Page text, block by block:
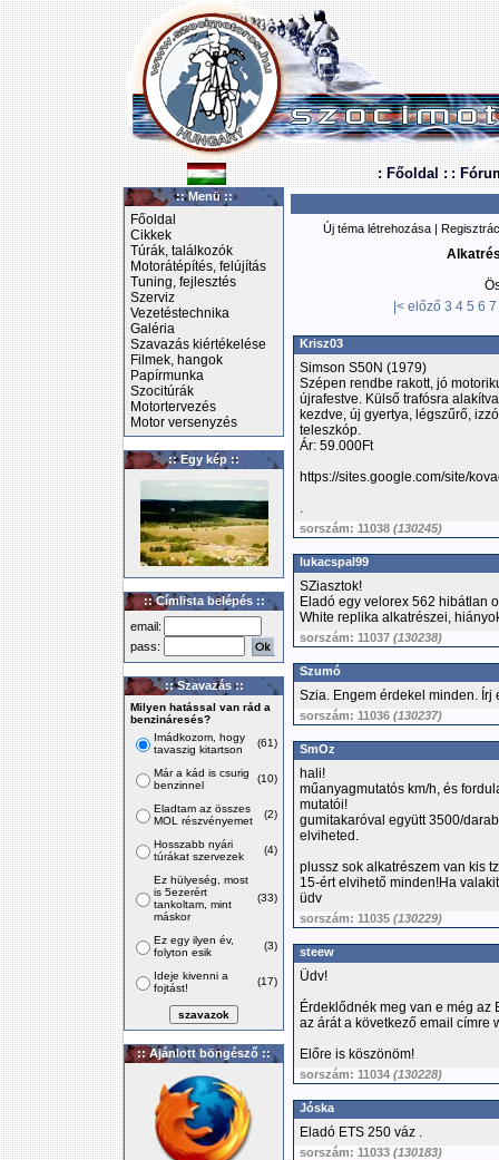
: Főoldal : :
:: Menü ::
Főoldal
Cikkek
Túrák, találkozók
Motorátépítés, felújítás
Tuning, fejlesztés
Szerviz
Vezetéstechnika
Galéria
Szavazás kiértékelése
Filmek, hangok
Papírmunka
Szocitúrák
Motortervezés
Motor versenyzés
:: Egy kép ::
:: Címlista belépés ::
email:
pass:
:: Szavazás ::
Milyen hatással van rád a
benzináresés?
Imádkozom, hogy
tavaszig kitartson
(61)
Már a kád is csurig
benzinnel
(10)
Eladtam az összes
MOL részvényemet
(2)
Hosszabb nyári
túrákat szervezek
(4)
Ez hülyeség, most
is 5ezerért
tankoltam, mint
máskor
(33)
Ez egy ilyen év,
folyton esik
(3)
Ideje kivenni a
fojtást!
(17)
:: Ajánlott böngésző ::
Új téma létrehozása |
|< előző 3 4 5 6 7
Krisz03
Simson S50N (1979)
Szépen rendbe rakott, jó
újrafestve. Külső trafósra
kezdve, új gyertya, légszűrő,
teleszkóp.
Ár: 59.000Ft
https://sites.google.com/site/
.
sorszám: 11038 (130245)
lukacspal99
SZiasztok!
Eladó egy velorex 562 hibátlan
White replika alkatrészei,
sorszám: 11037 (130238)
Szumó
Szia. Engem érdekel minden. Írj
sorszám: 11036 (130237)
SmOz
hali!
műanyagmutatós km/h, és
mutatói!
gumitakaróval együtt 3500/
elviheted.
plussz sok alkatrészem van kis
15-ért elvihető minden!Ha
üdv
sorszám: 11035 (130229)
steew
Üdv!
Érdeklődnék meg van e még az
az árát a következő email címre
Előre is köszönöm!
sorszám: 11034 (130228)
Jóska
Eladó ETS 250 váz .
sorszám: 11033 (130183)